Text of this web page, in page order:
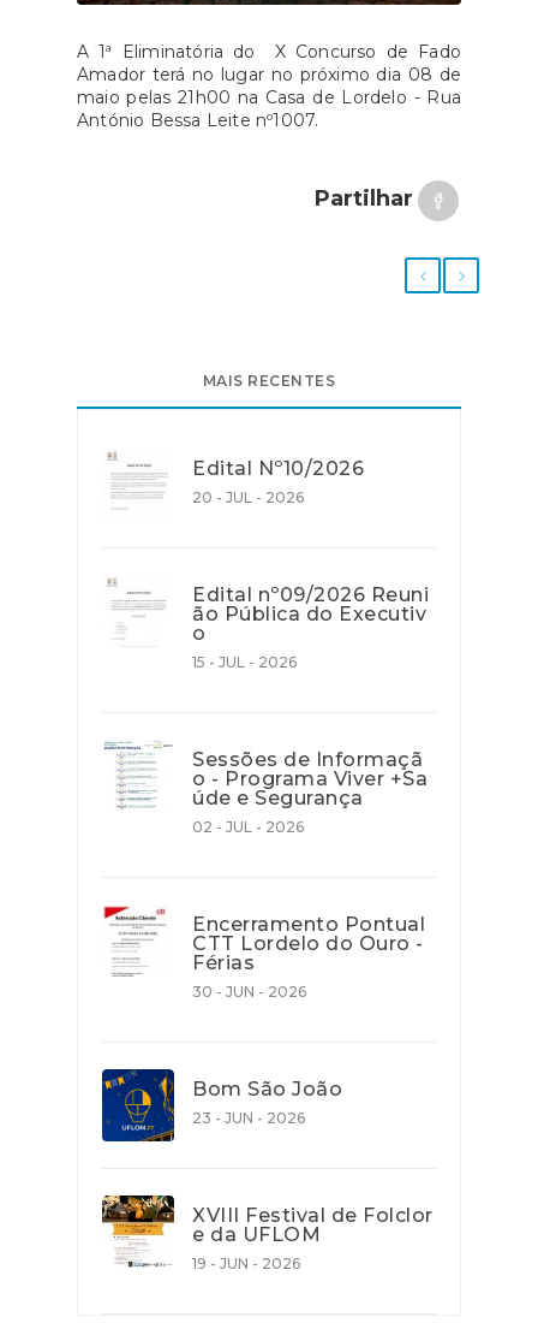
A 1ª Eliminatória do X Concurso de Fado
Amador terá no lugar no próximo dia 08 de
maio pelas 21h00 na Casa de Lordelo - Rua
António Bessa Leite nº1007.
Partilhar
MAIS RECENTES
Edital Nº10/2026
20 - JUL - 2026
Edital nº09/2026 Reuni
ão Pública do Executiv
o
15 - JUL - 2026
Sessões de Informaçã
o - Programa Viver +Sa
úde e Segurança
02 - JUL - 2026
Encerramento Pontual
CTT Lordelo do Ouro -
Férias
30 - JUN - 2026
Bom São João
23 - JUN - 2026
XVIII Festival de Folclor
e da UFLOM
19 - JUN - 2026